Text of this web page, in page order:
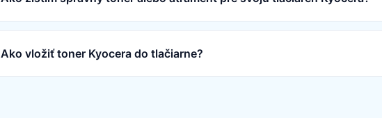
Ako vložiť toner Kyocera do tlačiarne?